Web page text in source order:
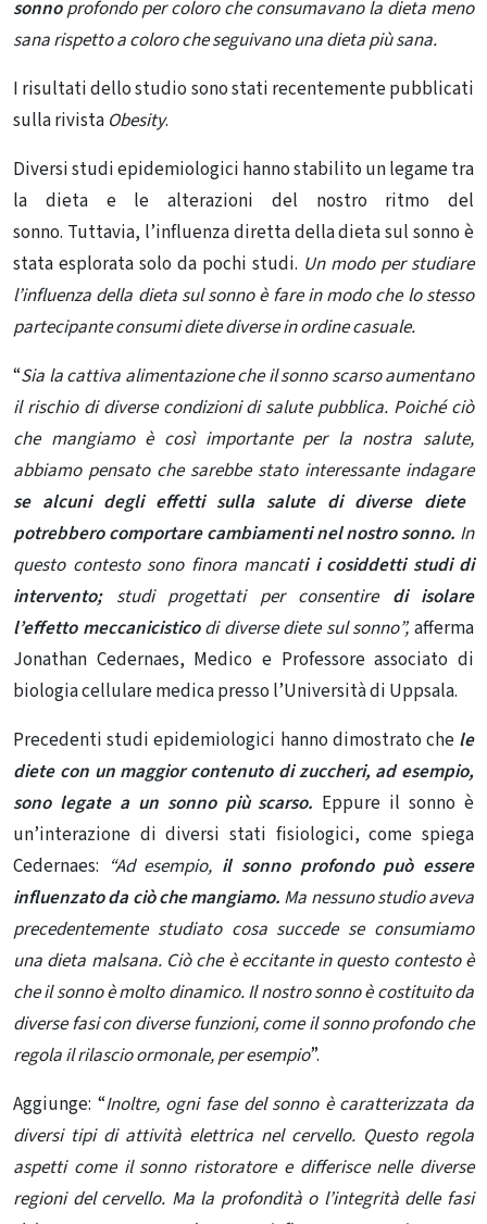
sonnoprofondo per coloro che consumavano la dieta meno
sana rispetto a coloro che seguivano una dieta più sana.
I risultati dello studio sono stati recentemente pubblicati
sulla rivista Obesity.
Diversi studi epidemiologici hanno stabilito un legame tra
la dieta e le alterazioni del nostro ritmo del
sonno. Tuttavia, l’influenza diretta della dieta sul sonno è
stata esplorata solo da pochi studi. Un modo per studiare
l’influenza della dieta sul sonno è fare in modo che lo stesso
partecipante consumi diete diverse in ordine casuale.
“Sia la cattiva alimentazione che il sonno scarso aumentano
il rischio di diverse condizioni di salute pubblica. Poiché ciò
che mangiamo è così importante per la nostra salute,
abbiamo pensato che sarebbe stato interessante indagare
se alcuni degli effetti sulla salute di diverse diete
potrebbero comportare cambiamenti nel nostro sonno. In
questo contesto sono finora mancati i cosiddetti studi di
intervento; studi progettati per consentiredi isolare
l’effetto meccanicisticodi diverse diete sul sonno”, afferma
Jonathan Cedernaes, Medico e Professore associato di
biologia cellulare medica presso l’Università di Uppsala.
Precedenti studi epidemiologici hanno dimostrato chele
diete con un maggior contenuto di zuccheri, ad esempio,
sono legate a un sonno più scarso. Eppure il sonno è
un’interazione di diversi stati fisiologici, come spiega
Cedernaes: “Ad esempio, il sonno profondo può essere
influenzato da ciò che mangiamo. Ma nessuno studio aveva
precedentemente studiato cosa succede se consumiamo
una dieta malsana. Ciò che è eccitante in questo contesto è
che il sonno è molto dinamico. Il nostro sonno è costituito da
diverse fasi con diverse funzioni, come il sonno profondo che
regola il rilascio ormonale, per esempio”.
Aggiunge: “Inoltre, ogni fase del sonno è caratterizzata da
diversi tipi di attività elettrica nel cervello. Questo regola
aspetti come il sonno ristoratore e differisce nelle diverse
regioni del cervello. Ma la profondità o l’integrità delle fasi